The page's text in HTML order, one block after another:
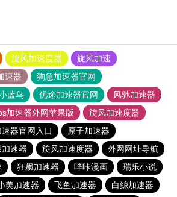
旋风加速度器
旋风加速
速器
狗急加速器官网
蓝鸟 优途加速器官网
风驰加速器
加速器外网苹果版
旋风加速度器
器官网入口
原子加速器
速器 旋风加速度器
外网网址导航
狂飙加速器 哔咔漫画
瑞乐小说
美加速器 飞鱼加速器
白鲸加速器